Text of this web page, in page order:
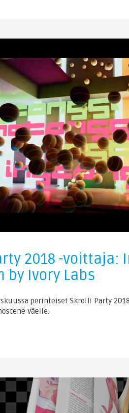
2018 -voittaja:
by Ivory Labs
perinteiset Skrolli Party
väelle.